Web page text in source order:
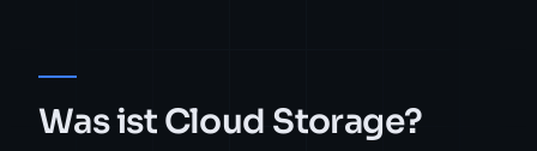
Was ist Cloud Storage?